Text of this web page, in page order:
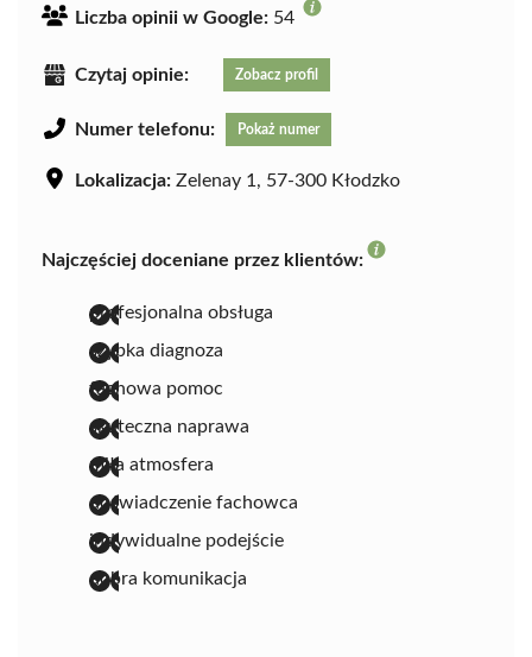
Liczba opinii w Google: 54
Czytaj opinie: Zobacz profil
Numer telefonu: Pokaż numer
Lokalizacja: Zelenay 1, 57-300 Kłodzko
Najczęściej doceniane przez klientów:
profesjonalna obsługa
szybka diagnoza
fachowa pomoc
skuteczna naprawa
miła atmosfera
doświadczenie fachowca
indywidualne podejście
dobra komunikacja